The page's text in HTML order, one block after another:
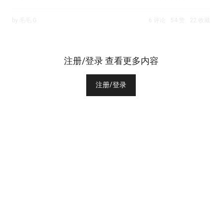
注册/登录 查看更多内容
注册/登录